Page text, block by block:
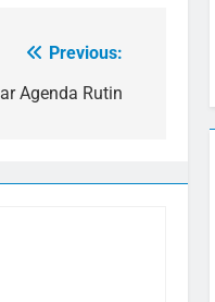
Previous:
Agenda Rutin